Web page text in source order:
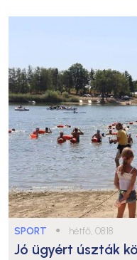
SPORT ● hétfő, 08:18
Jó ügyért úszták